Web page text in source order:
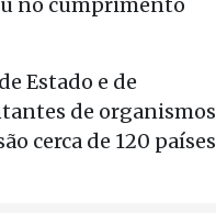
Estado e de
de organismos
cerca de 120 países